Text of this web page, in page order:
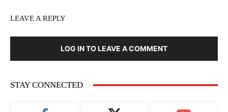
LEAVE A REPLY
LOG IN TO LEAVE A COMMENT
STAY CONNECTED